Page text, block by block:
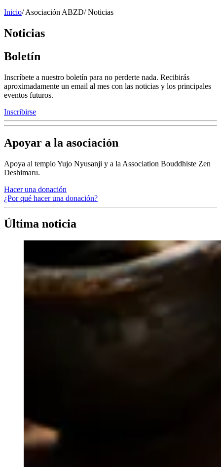
Inicio/ Asociación ABZD/ Noticias
Noticias
Boletín
Inscríbete a nuestro boletín para no perderte nada. Recibirás
aproximadamente un email al mes con las noticias y los principales
eventos futuros.
Inscribirse
Apoyar a la asociación
Apoya al templo Yujo Nyusanji y a la Association Bouddhiste Zen
Deshimaru.
Hacer una donación
¿Por qué hacer una donación?
Última noticia